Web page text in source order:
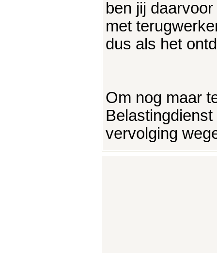
ben jij
met
dus als het
Om nog maar
vervolging